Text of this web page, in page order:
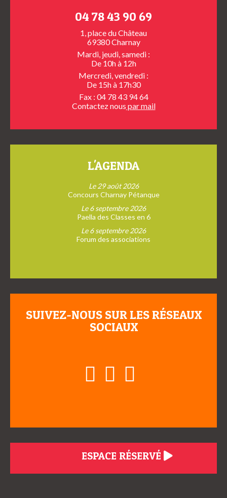
04 78 43 90 69
1, place du Château
69380 Charnay
Mardi, jeudi, samedi :
De 10h à 12h
Mercredi, vendredi :
De 15h à 17h30
Fax : 04 78 43 94 64
Contactez nous par mail
L'AGENDA
Le 29 août 2026
Concours Charnay Pétanque
Le 6 septembre 2026
Paella des Classes en 6
Le 6 septembre 2026
Forum des associations
SUIVEZ-NOUS SUR LES RÉSEAUX
SOCIAUX
ESPACE RÉSERVÉ